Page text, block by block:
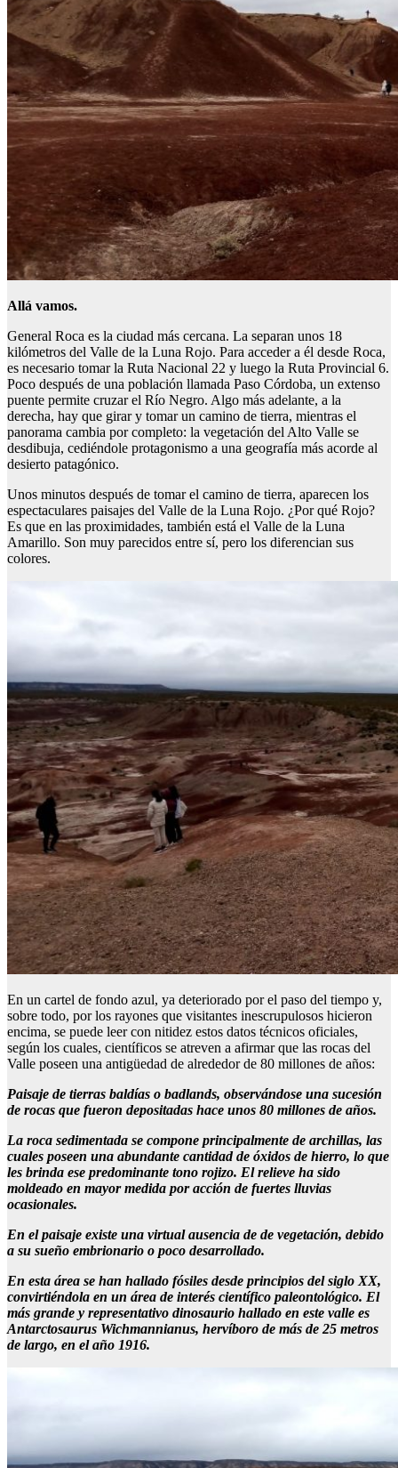
Allá vamos.
General Roca es la ciudad más cercana. La separan unos 18
kilómetros del Valle de la Luna Rojo. Para acceder a él desde Roca,
es necesario tomar la Ruta Nacional 22 y luego la Ruta Provincial 6.
Poco después de una población llamada Paso Córdoba, un extenso
puente permite cruzar el Río Negro. Algo más adelante, a la
derecha, hay que girar y tomar un camino de tierra, mientras el
panorama cambia por completo: la vegetación del Alto Valle se
desdibuja, cediéndole protagonismo a una geografía más acorde al
desierto patagónico.
Unos minutos después de tomar el camino de tierra, aparecen los
espectaculares paisajes del Valle de la Luna Rojo. ¿Por qué Rojo?
Es que en las proximidades, también está el Valle de la Luna
Amarillo. Son muy parecidos entre sí, pero los diferencian sus
colores.
En un cartel de fondo azul, ya deteriorado por el paso del tiempo y,
sobre todo, por los rayones que visitantes inescrupulosos hicieron
encima, se puede leer con nitidez estos datos técnicos oficiales,
según los cuales, científicos se atreven a afirmar que las rocas del
Valle poseen una antigüedad de alrededor de 80 millones de años:
Paisaje de tierras baldías o badlands, observándose una sucesión
de rocas que fueron depositadas hace unos 80 millones de años.
La roca sedimentada se compone principalmente de archillas, las
cuales poseen una abundante cantidad de óxidos de hierro, lo que
les brinda ese predominante tono rojizo. El relieve ha sido
moldeado en mayor medida por acción de fuertes lluvias
ocasionales.
En el paisaje existe una virtual ausencia de de vegetación, debido
a su sueño embrionario o poco desarrollado.
En esta área se han hallado fósiles desde principios del siglo XX,
convirtiéndola en un área de interés científico paleontológico. El
más grande y representativo dinosaurio hallado en este valle es
Antarctosaurus Wichmannianus, hervíboro de más de 25 metros
de largo, en el año 1916.